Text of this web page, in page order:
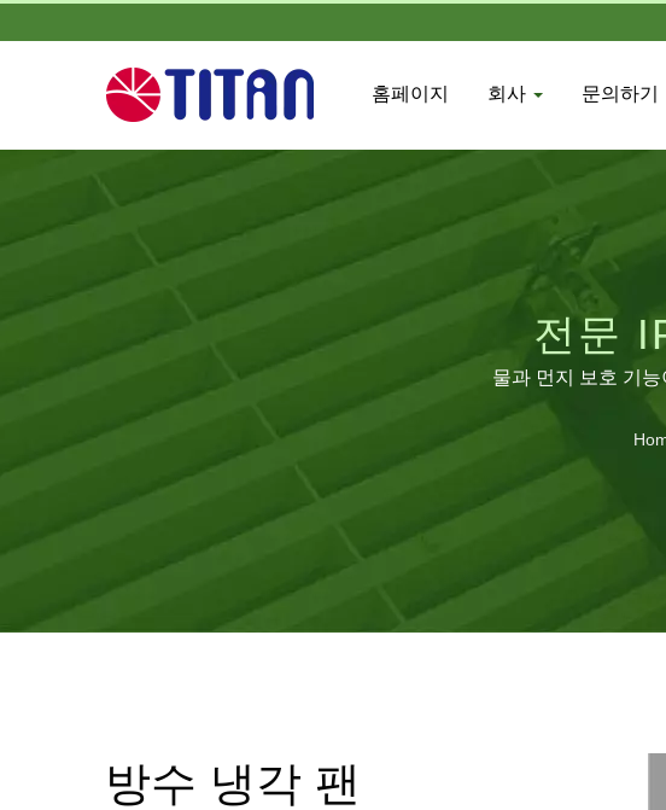
홈페이지 회사 문의하기
전문
물과 먼지 보호 기
방수 냉각 팬